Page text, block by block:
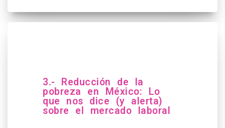
3.- Reducción de la
pobreza en México: Lo
que nos dice (y alerta)
sobre el mercado laboral